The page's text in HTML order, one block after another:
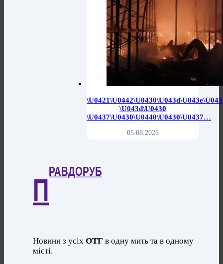
\u043d\u0430
\u0437\u0430\u0440\u0430\u0437…
05.08.2026
П
РАВДОРУБ
Новини з усіхОТГ в одну мить та в одному
місті.